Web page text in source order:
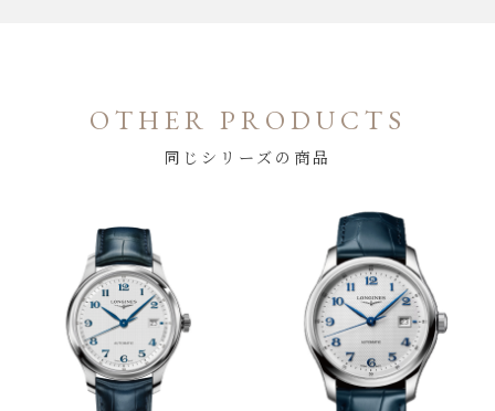
OTHER PRODUCTS
同じシリーズの商品